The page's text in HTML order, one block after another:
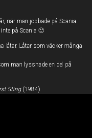
när man jobbade på Scania.
på Scania 🙂
låtar. Låtar som väcker många
man lyssnade en del på
Sting(1984)